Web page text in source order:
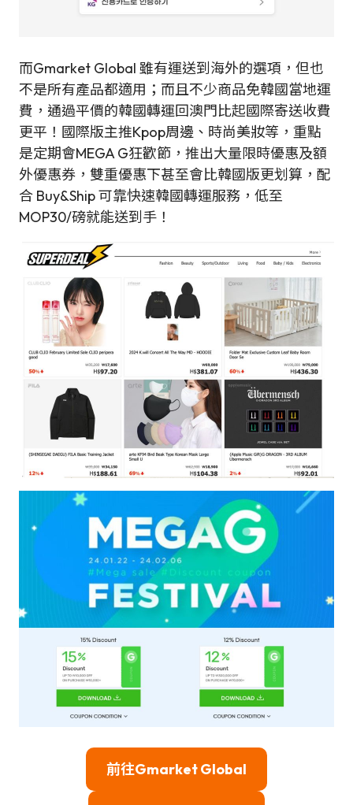
而Gmarket Global 雖有運送到海外的選項，但也
不是所有產品都適用；而且不少商品免韓國當地運
費，通過平價的韓國轉運回澳門比起國際寄送收費
更平！國際版主推Kpop周邊、時尚美妝等，重點
是定期會MEGA G狂歡節，推出大量限時優惠及額
外優惠券，雙重優惠下甚至會比韓國版更划算，配
合 Buy&Ship 可靠快速韓國轉運服務，低至
MOP30/磅就能送到手！
前往Gmarket Global